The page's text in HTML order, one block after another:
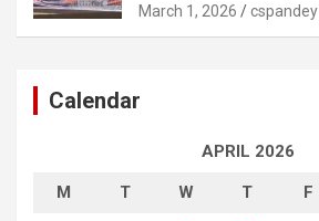
March 1, 2026 cspandey
Calendar
APRIL 2026
M T W T F